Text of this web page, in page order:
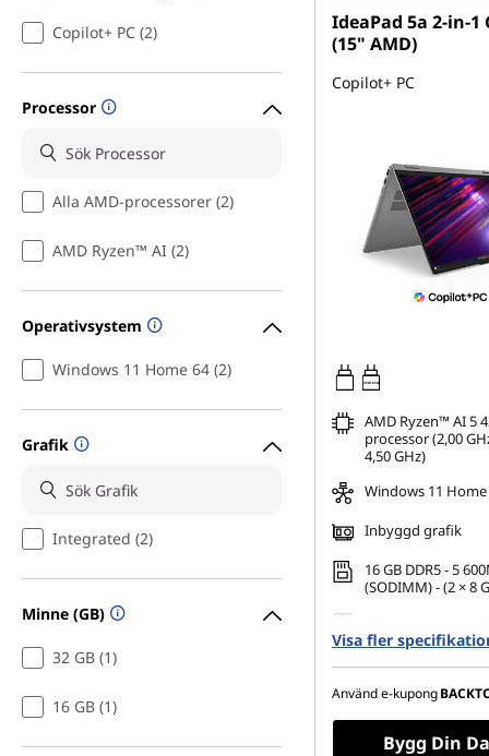
Copilot+ PC (2)
Processor
Alla AMD-processorer (2)
AMD Ryzen™ AI (2)
Operativsystem
Windows 11 Home 64 (2)
Grafik
Integrated (2)
Minne (GB)
32 GB (1)
16 GB (1)
IdeaPad 5a 2-in-1
(15" AMD)
Copilot+ PC
45W-65W
AMD Ryzen™ AI 5
processor (2,00
4,50 GHz)
Windows 11 Home
Inbyggd grafik
16 GB DDR5 - 5
(SODIMM) - (2 × 8
QLC
15,3" WUXGA (1
IPS, reflex,
glas
Visa fler
Använd e-kupong
Bygg Din